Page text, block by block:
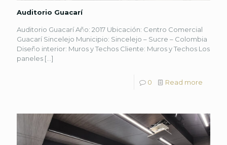
Auditorio Guacarí
Auditorio Guacarí Año: 2017 Ubicación: Centro Comercial
Guacarí Sincelejo Municipio: Sincelejo – Sucre – Colombia
Diseño interior: Muros y Techos Cliente: Muros y Techos Los
paneles […]
0 Read more